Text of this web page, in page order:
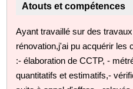
Atouts et compétences
Ayant travaillé sur des
rénovation,j'ai pu acquérir les
:- élaboration de CCTP, -
quantitatifs et estimatifs,-